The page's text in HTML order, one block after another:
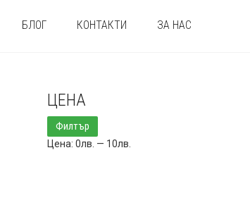
БЛОГ КОНТАКТИ ЗА НАС
ЦЕНА
Минимална
цена
Максимална
цена
Филтър
Цена: 0лв. — 10лв.